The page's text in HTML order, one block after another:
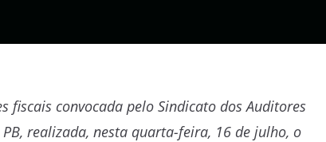
fiscais convocada pelo Sindicato dos Auditores
realizada, nesta quarta-feira, 16 de julho, o